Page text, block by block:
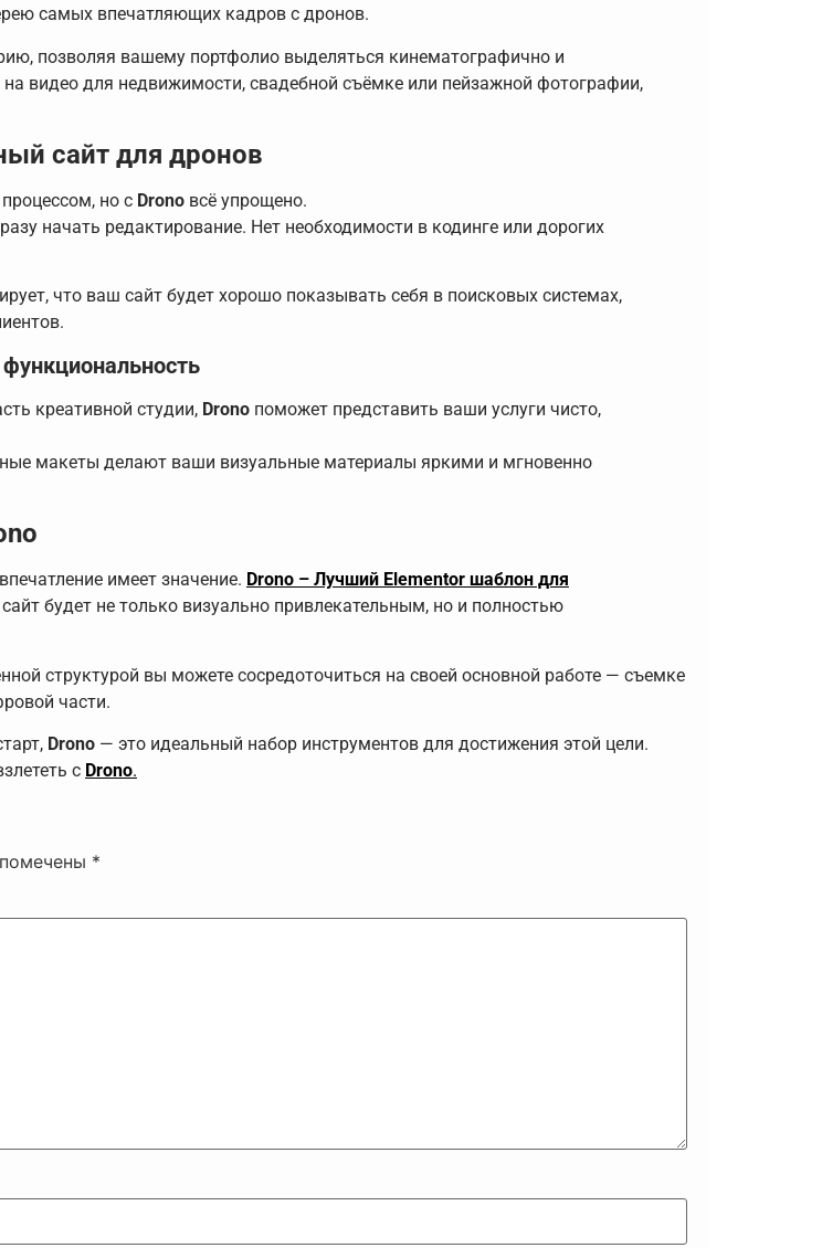
самых впечатляющих кадров с дронов.
позволяя вашему портфолио выделяться кинематографично и
видео для недвижимости, свадебной съёмке или пейзажной фотографии,
сайт для дронов
но с Drono всё упрощено.
начать редактирование. Нет необходимости в кодинге или дорогих
что ваш сайт будет хорошо показывать себя в поисковых системах,
креативной студии, Drono поможет представить ваши услуги чисто,
макеты делают ваши визуальные материалы яркими и мгновенно
имеет значение. Drono – Лучший Elementor шаблон для
будет не только визуально привлекательным, но и полностью
структурой вы можете сосредоточиться на своей основной работе — съемке
части.
Drono — это идеальный набор инструментов для достижения этой цели.
с Drono.
*